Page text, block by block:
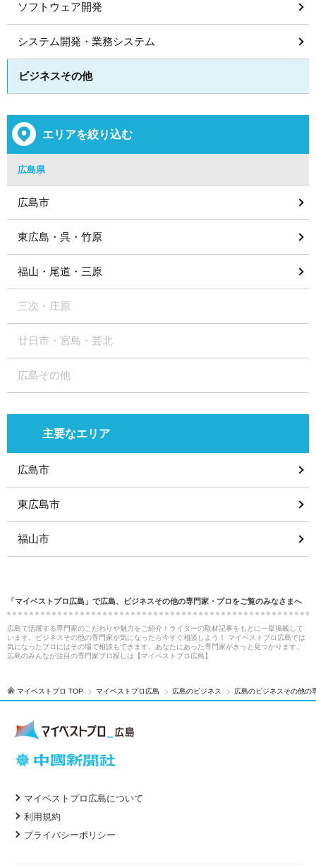
ソフトウェア開発
システム開発・業務システム
ビジネスその他
エリアを絞り込む
広島県
広島市
東広島・呉・竹原
福山・尾道・三原
三次・庄原
廿日市・宮島・芸北
広島その他
主要なエリア
広島市
東広島市
福山市
「マイベストプロ広島」で広島、ビジネスその他の専門家・プロをご覧のみなさまへ
広島で活躍する専門家のこだわりや魅力をご紹介！ライターの取材記事をもとに一挙掲載して
います。ビジネスその他の専門家が気になったら今すぐ相談しよう！ マイベストプロ広島では
気になったプロにはその場で相談もできます。あなたにあった専門家がきっと見つかります。
広島のみんなが注目の専門家プロ探しは【マイベストプロ広島】
マイベストプロ TOP マイベストプロ広島 広島のビジネス 広島のビジネスその他の
マイベストプロ広島について
利用規約
プライバシーポリシー